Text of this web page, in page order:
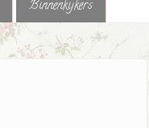
Binnenkijkers